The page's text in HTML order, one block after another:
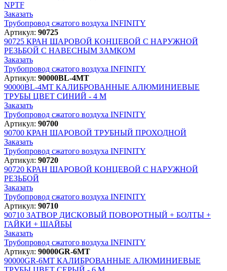
NPTF
Заказать
Трубопровод сжатого воздуха INFINITY
Артикул: 90725
90725 КРАН ШАРОВОЙ КОНЦЕВОЙ С НАРУЖНОЙ
РЕЗЬБОЙ С НАВЕСНЫМ ЗАМКОМ
Заказать
Трубопровод сжатого воздуха INFINITY
Артикул: 90000BL-4MT
90000BL-4MT КАЛИБРОВАННЫЕ АЛЮМИНИЕВЫЕ
ТРУБЫ ЦВЕТ СИНИЙ - 4 М
Заказать
Трубопровод сжатого воздуха INFINITY
Артикул: 90700
90700 КРАН ШАРОВОЙ ТРУБНЫЙ ПРОХОДНОЙ
Заказать
Трубопровод сжатого воздуха INFINITY
Артикул: 90720
90720 КРАН ШАРОВОЙ КОНЦЕВОЙ С НАРУЖНОЙ
РЕЗЬБОЙ
Заказать
Трубопровод сжатого воздуха INFINITY
Артикул: 90710
90710 ЗАТВОР ДИСКОВЫЙ ПОВОРОТНЫЙ + БОЛТЫ +
ГАЙКИ + ШАЙБЫ
Заказать
Трубопровод сжатого воздуха INFINITY
Артикул: 90000GR-6MT
90000GR-6MT КАЛИБРОВАННЫЕ АЛЮМИНИЕВЫЕ